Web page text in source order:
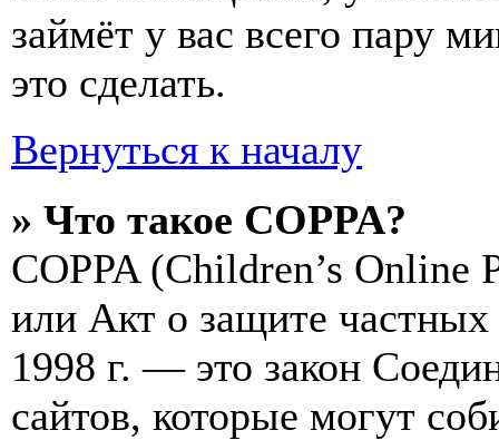
займёт у вас всего пару
это сделать.
Вернуться к началу
» Что такое COPPA?
COPPA (Children’s
или Акт о защите частных
1998 г. — это закон
сайтов, которые могут